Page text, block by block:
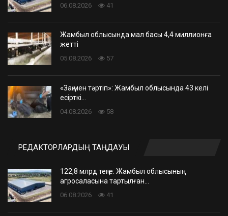
06.08.2026 41
Жамбыл облысында мал басы 4,4 миллионға
жетті
05.08.2026 57
«Заң мен тәртіп»: Жамбыл облысында 43 келі
есірткі…
04.08.2026 58
РЕДАКТОРЛАРДЫҢ ТАҢДАУЫ
122,8 млрд теңге: Жамбыл облысының
агросаласына тартылған…
06.08.2026 41